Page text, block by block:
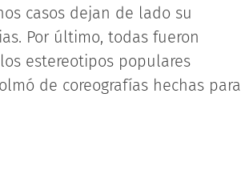
casos dejan de lado su
Por último, todas fueron
estereotipos populares
de coreografías hechas para